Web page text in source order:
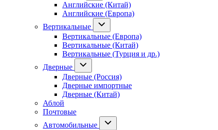
Английские (Китай)
Английские (Европа)
Вертикальные
Вертикальные (Европа)
Вертикальные (Китай)
Вертикальные (Турция и др.)
Дверные
Дверные (Россия)
Дверные импортные
Дверные (Китай)
Аблой
Почтовые
Автомобильные